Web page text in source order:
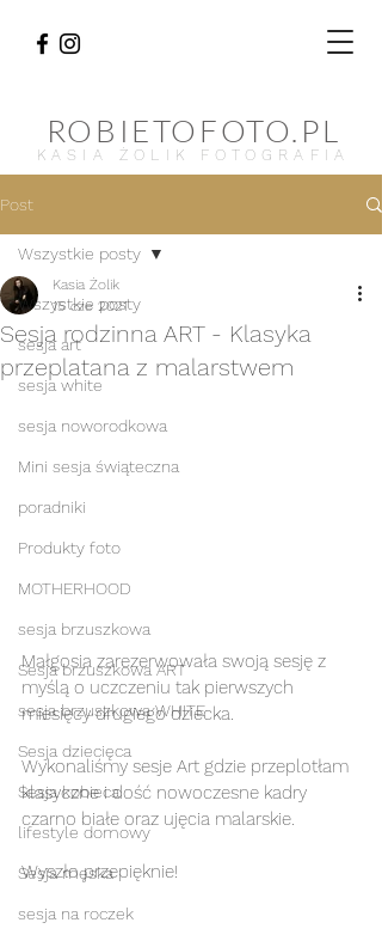
ROBIETOFOTO.PL
KASIA ŻOLIK FOTOGRAFIA
Post
Wszystkie posty
sesja art
sesja white
sesja noworodkowa
Mini sesja świąteczna
poradniki
Produkty foto
MOTHERHOOD
sesja brzuszkowa
Sesja brzuszkowa ART
sesja brzuszkowa WHITE
Sesja dziecięca
Sesja kobieca
lifestyle domowy
Sesja męska
sesja na roczek
Wszystkie posty
Sesja rodzinna ART - Klasyka
przeplatana z malarstwem
Kasia Żolik
15 cze 2021
Małgosia zarezerwowała swoją sesję z
myślą o uczczeniu tak pierwszych
miesięcy drugiego dziecka.
Wykonaliśmy sesje Art gdzie przeplotłam
klasyczne i dość nowoczesne kadry
czarno białe oraz ujęcia malarskie.
Wyszło przepięknie!